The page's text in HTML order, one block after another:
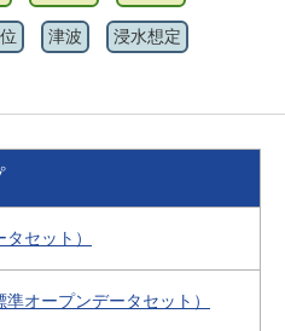
津波 浸水想定
セット）
オープンデータセット）